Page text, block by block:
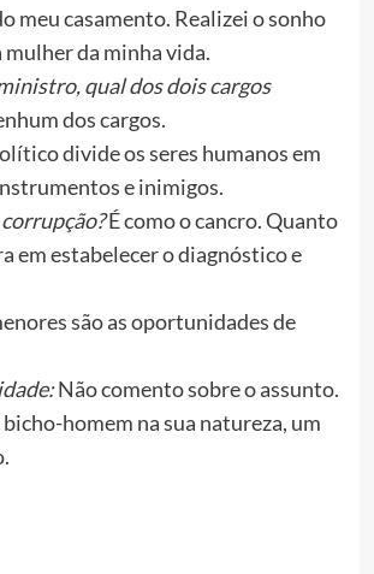
meu casamento. Realizei o sonho
mulher da minha vida.
qual dos dois cargos
dos cargos.
divide os seres humanos em
e inimigos.
É como o cancro. Quanto
em estabelecer o diagnóstico e
são as oportunidades de
Não comento sobre o assunto.
homem na sua natureza, um